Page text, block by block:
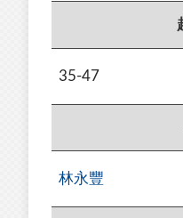
35-47
林永豐